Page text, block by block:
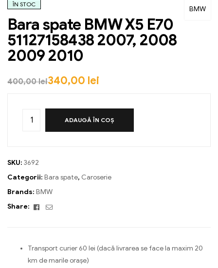
BMW
ÎN STOC
Bara spate BMW X5 E70
51127158438 2007, 2008
2009 2010
400,00lei340,00 lei
ADAUGĂ ÎN COȘ
SKU: 3692
Categorii: Bara spate, Caroserie
Brands: BMW
Share:
Facebook
Email
Transport curier 60 lei (dacă livrarea se face la maxim 20
km de marile orașe)